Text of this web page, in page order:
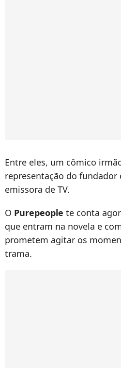
Entre eles, um cômico
representação do
emissora de TV.
O Purepeople te conta
que entram na novela e
prometem agitar os
trama.